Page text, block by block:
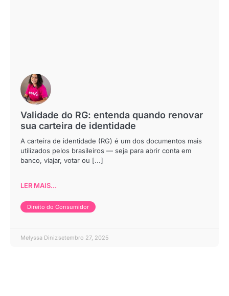
Validade do RG: entenda quando renovar
sua carteira de identidade
A carteira de identidade (RG) é um dos documentos mais
utilizados pelos brasileiros — seja para abrir conta em
banco, viajar, votar ou [...]
LER MAIS...
Direito do Consumidor
Melyssa Dinizsetembro 27, 2025